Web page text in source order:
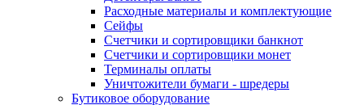
Расходные материалы и комплектующие
Сейфы
Счетчики и сортировщики банкнот
Счетчики и сортировщики монет
Терминалы оплаты
Уничтожители бумаги - шредеры
Бутиковое оборудование